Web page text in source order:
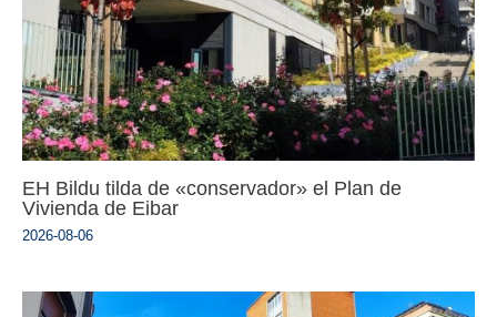
EH Bildu tilda de «conservador» el Plan de
Vivienda de Eibar
2026-08-06